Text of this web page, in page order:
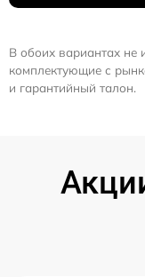
В обоих вариантах не
комплектующие с
и гарантийный талон.